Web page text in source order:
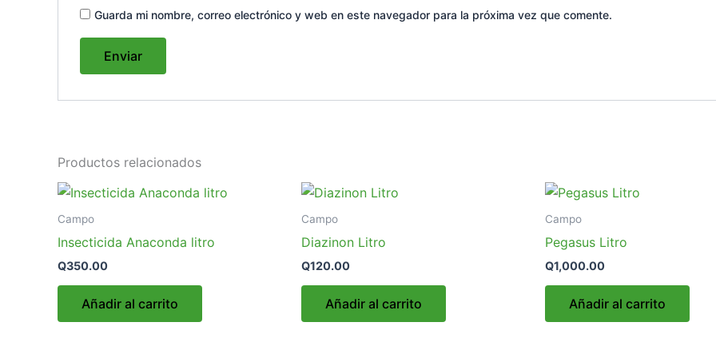
Guarda mi nombre, correo electrónico y web en este navegador para la próxima vez que comente.
Productos relacionados
Campo
Insecticida Anaconda litro
Q350.00
Añadir al carrito
Campo
Diazinon Litro
Q120.00
Añadir al carrito
Campo
Pegasus Litro
Q1,000.00
Añadir al carrito